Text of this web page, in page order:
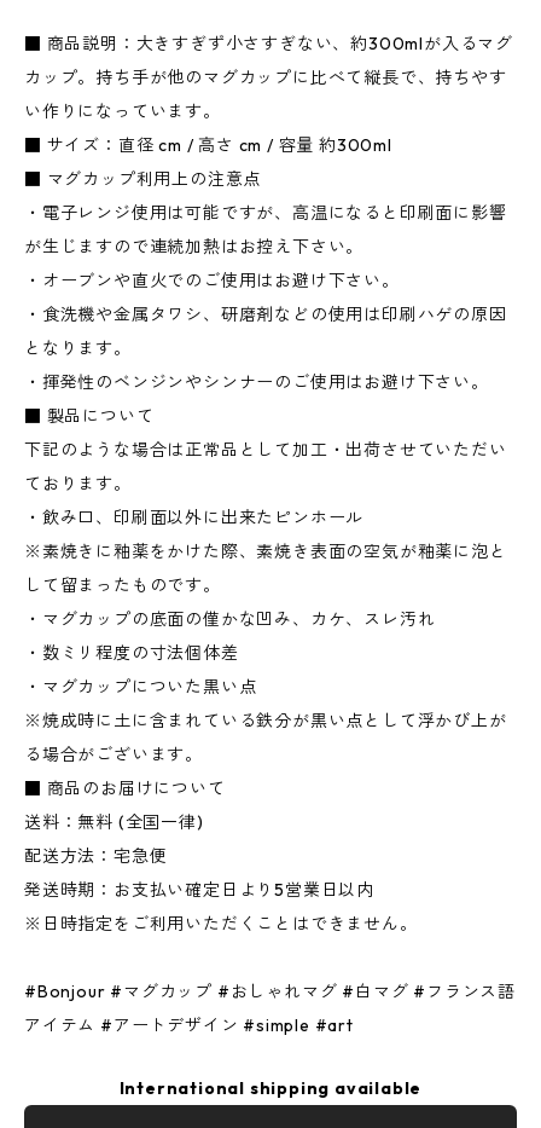
■ 商品説明：大きすぎず小さすぎない、約300mlが入るマグ
カップ。持ち手が他のマグカップに比べて縦長で、持ちやす
い作りになっています。
■ サイズ：直径 cm / 高さ cm / 容量 約300ml
■ マグカップ利用上の注意点
・電子レンジ使用は可能ですが、高温になると印刷面に影響
が生じますので連続加熱はお控え下さい。
・オーブンや直火でのご使用はお避け下さい。
・食洗機や金属タワシ、研磨剤などの使用は印刷ハゲの原因
となります。
・揮発性のベンジンやシンナーのご使用はお避け下さい。
■ 製品について
下記のような場合は正常品として加工・出荷させていただい
ております。
・飲み口、印刷面以外に出来たピンホール
※素焼きに釉薬をかけた際、素焼き表面の空気が釉薬に泡と
して留まったものです。
・マグカップの底面の僅かな凹み、カケ、スレ汚れ
・数ミリ程度の寸法個体差
・マグカップについた黒い点
※焼成時に土に含まれている鉄分が黒い点として浮かび上が
る場合がございます。
■ 商品のお届けについて
送料：無料 (全国一律)
配送方法：宅急便
発送時期：お支払い確定日より5営業日以内
※日時指定をご利用いただくことはできません。
#Bonjour #マグカップ #おしゃれマグ #白マグ #フランス語
アイテム #アートデザイン #simple #art
International shipping available